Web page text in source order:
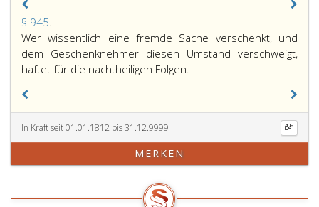
§ 945.
945,
Wer wissentlich eine fremde Sache verschenkt, und
dem Geschenknehmer diesen Umstand verschweigt,
haftet für die nachtheiligen Folgen.
In Kraft seit 01.01.1812 bis 31.12.9999
MERKEN